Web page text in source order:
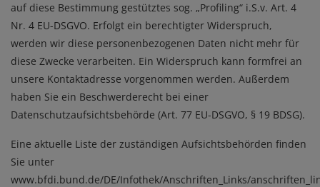
auf diese Bestimmung gestütztes sog. „Profiling“ i.S.v. Art. 4
Nr. 4 EU-DSGVO. Erfolgt ein berechtigter Widerspruch,
werden wir diese personenbezogenen Daten nicht mehr für
diese Zwecke verarbeiten. Ein Widerspruch kann formfrei an
unsere Kontaktadresse vorgenommen werden. Außerdem
haben Sie ein Beschwerderecht bei einer
Datenschutzaufsichtsbehörde (Art. 77 EU-DSGVO, § 19 BDSG).
Eine aktuelle Liste der zuständigen Aufsichtsbehörden finden
Sie unter
www.bfdi.bund.de/DE/Infothek/Anschriften_Links/